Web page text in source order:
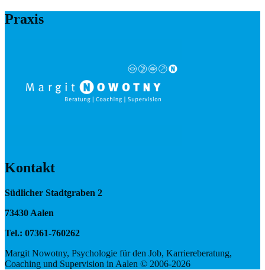
Praxis
Kontakt
Südlicher Stadtgraben 2
73430 Aalen
Tel.: 07361-760262
Margit Nowotny, Psychologie für den Job, Karriereberatung,
Coaching und Supervision in Aalen © 2006-2026